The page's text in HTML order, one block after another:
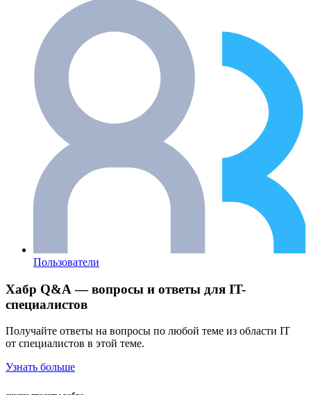
Пользователи
Хабр Q&A — вопросы и ответы для IT-
специалистов
Получайте ответы на вопросы по любой теме из области IT
от специалистов в этой теме.
Узнать больше